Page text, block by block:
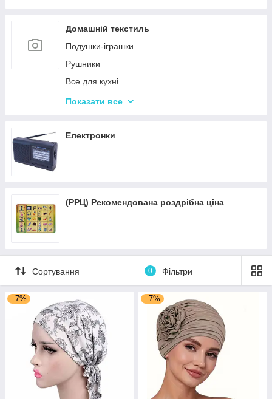
Гірки для дитячого майданчика
Зимові іграшки для вулиці
Повітряні змії
Домашній текстиль
Подушки-іграшки
Рушники
Все для кухні
Автотовары
Подушки для подорожей
Показати все
Електронки
(РРЦ) Рекомендована роздрібна ціна
Сортування 0 Фільтри
–7% –7%